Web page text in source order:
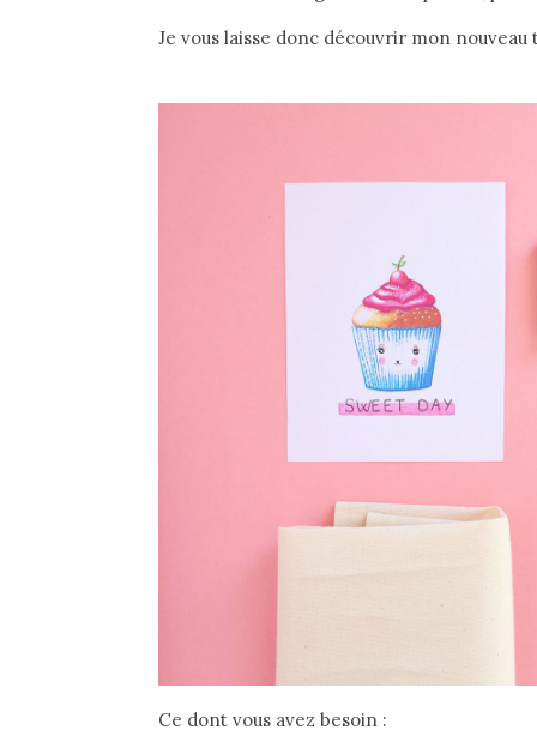
Je vous laisse donc découvrir mon nouveau
Ce dont vous avez besoin :